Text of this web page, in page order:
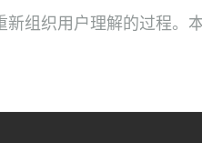
组织用户理解的过程。